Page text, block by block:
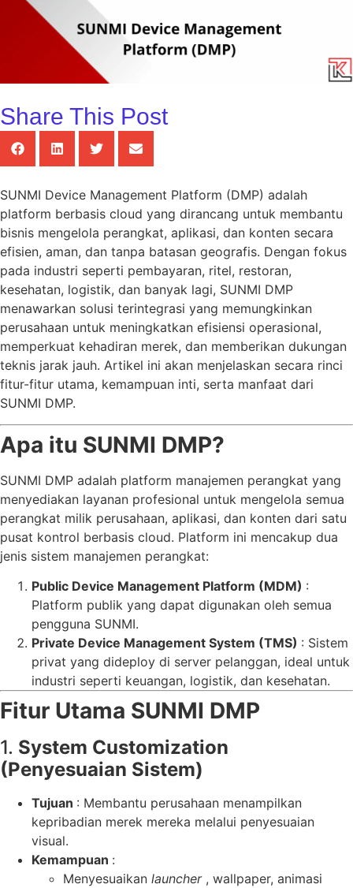
Share This Post
SUNMI Device Management Platform (DMP) adalah
platform berbasis cloud yang dirancang untuk membantu
bisnis mengelola perangkat, aplikasi, dan konten secara
efisien, aman, dan tanpa batasan geografis. Dengan fokus
pada industri seperti pembayaran, ritel, restoran,
kesehatan, logistik, dan banyak lagi, SUNMI DMP
menawarkan solusi terintegrasi yang memungkinkan
perusahaan untuk meningkatkan efisiensi operasional,
memperkuat kehadiran merek, dan memberikan dukungan
teknis jarak jauh. Artikel ini akan menjelaskan secara rinci
fitur-fitur utama, kemampuan inti, serta manfaat dari
SUNMI DMP.
Apa itu SUNMI DMP?
SUNMI DMP adalah platform manajemen perangkat yang
menyediakan layanan profesional untuk mengelola semua
perangkat milik perusahaan, aplikasi, dan konten dari satu
pusat kontrol berbasis cloud. Platform ini mencakup dua
jenis sistem manajemen perangkat:
Public Device Management Platform (MDM) :
Platform publik yang dapat digunakan oleh semua
pengguna SUNMI.
Private Device Management System (TMS) : Sistem
privat yang dideploy di server pelanggan, ideal untuk
industri seperti keuangan, logistik, dan kesehatan.
Fitur Utama SUNMI DMP
1. System Customization
(Penyesuaian Sistem)
Tujuan : Membantu perusahaan menampilkan
kepribadian merek mereka melalui penyesuaian
visual.
Kemampuan :
Menyesuaikan launcher , wallpaper, animasi